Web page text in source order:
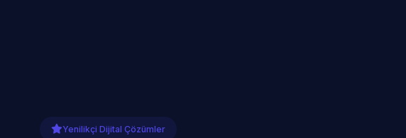
Yenilikçi Dijital Çözümler